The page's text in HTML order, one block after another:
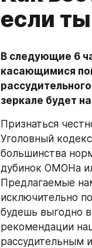
если
В следующие 6
касающимися
зеркале будет
Признаться
Уголовный
большинства
дубинок ОМОНа
Предлагаемые
исключительно
будешь выгодно
рекомендации
рассудительным